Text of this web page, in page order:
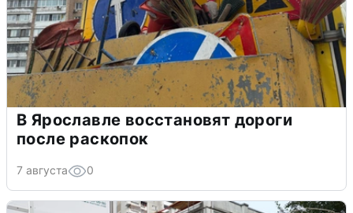
В Ярославле восстановят дороги
после раскопок
7 августа 0